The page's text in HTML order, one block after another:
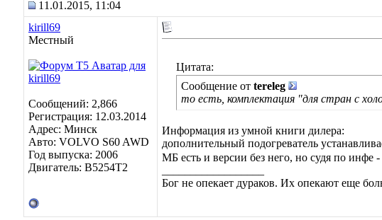
11.01.2015, 11:04
kirill69
Местный
Сообщений: 2,866
Регистрация: 12.03.2014
Адрес: Минск
Авто: VOLVO S60 AWD
Год выпуска: 2006
Двигатель: B5254T2
Цитата:
Сообщение от tereleg
то есть, комплектация "для стран с
Информация из умной книги дилера:
дополнительный подогреватель
МБ есть и версии без него, но судя по инфе -
Бог не опекает дураков. Их опекают еще